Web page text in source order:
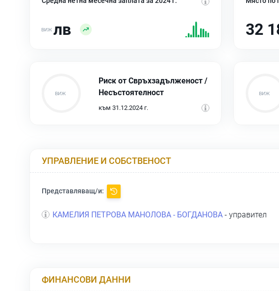
лв 32
Риск от Свръхзадълженост /
Несъстоятелност
към 31.12.2024 г.
УПРАВЛЕНИЕ И СОБСТВЕНОСТ
Представляващ/и:
КАМЕЛИЯ ПЕТРОВА МАНОЛОВА - БОГДАНОВА - управител
ФИНАНСОВИ ДАННИ